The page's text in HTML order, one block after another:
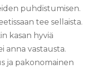
puhdistumisen.
tee sellaista.
kasan hyviä
anna vastausta.
ja pakonomainen